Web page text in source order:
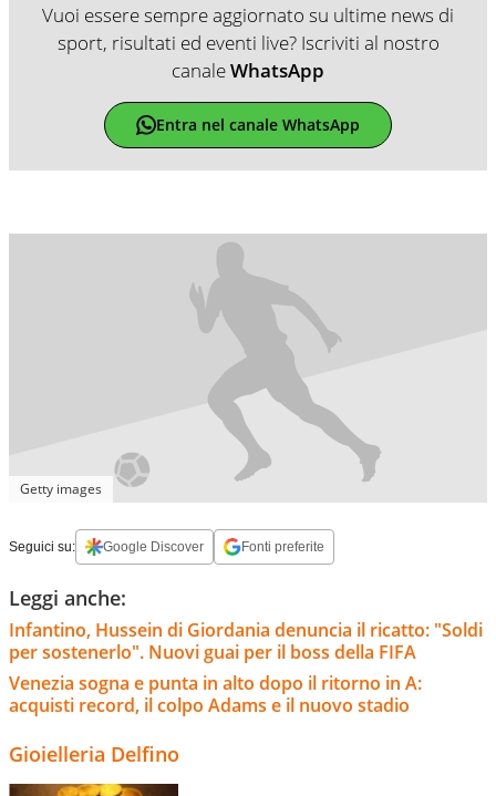
Vuoi essere sempre aggiornato su ultime news di
sport, risultati ed eventi live? Iscriviti al nostro
canaleWhatsApp
Entra nel canale WhatsApp
Getty images
Seguici su: Google Discover Fonti preferite
Leggi anche:
Infantino, Hussein di Giordania denuncia il ricatto: "Soldi
per sostenerlo". Nuovi guai per il boss della FIFA
Venezia sogna e punta in alto dopo il ritorno in A:
acquisti record, il colpo Adams e il nuovo stadio
Gioielleria Delfino